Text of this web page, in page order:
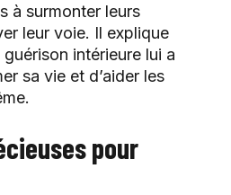
à surmonter leurs
leur voie. Il explique
intérieure lui a
sa vie et d’aider les
pour